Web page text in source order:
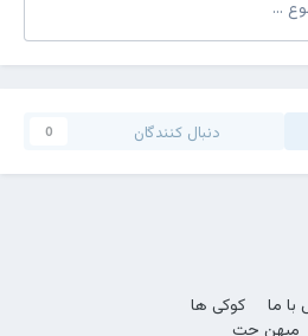
...
دنبال کنندگان 0
ما
کوکی ها
میهن چت